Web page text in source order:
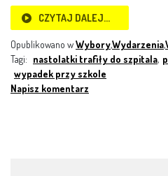
CZYTAJ DALEJ…
Opublikowano wWybory,Wydarzenia,
Tagi: nastolatki trafiły do szpitala,
wypadek przy szkole
Napisz komentarz